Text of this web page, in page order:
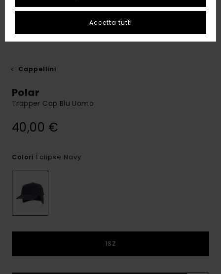
Cappellini
Polar
Trapper Cap Blu Uomo
40,00 €
Colori Eclipse Navy
1SZ
Accetta tutti